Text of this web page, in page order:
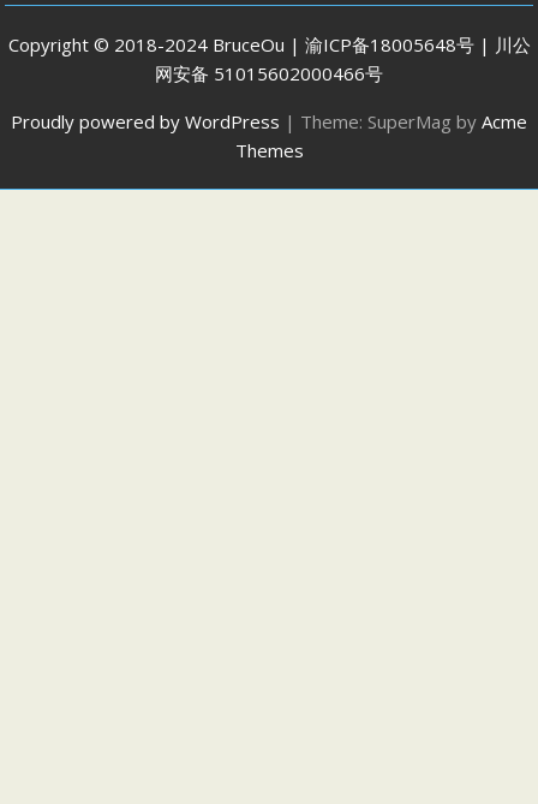
Copyright © 2018-2024 BruceOu | 渝ICP备18005648号 | 川公
网安备 51015602000466号
Proudly powered by WordPress | Theme: SuperMag by Acme
Themes